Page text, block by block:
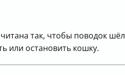
так, чтобы поводок шёл
или остановить кошку.